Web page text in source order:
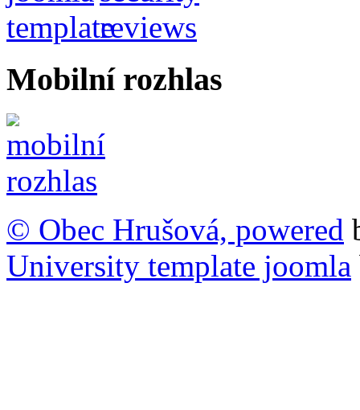
Mobilní rozhlas
© Obec Hrušová, powered
University template joomla